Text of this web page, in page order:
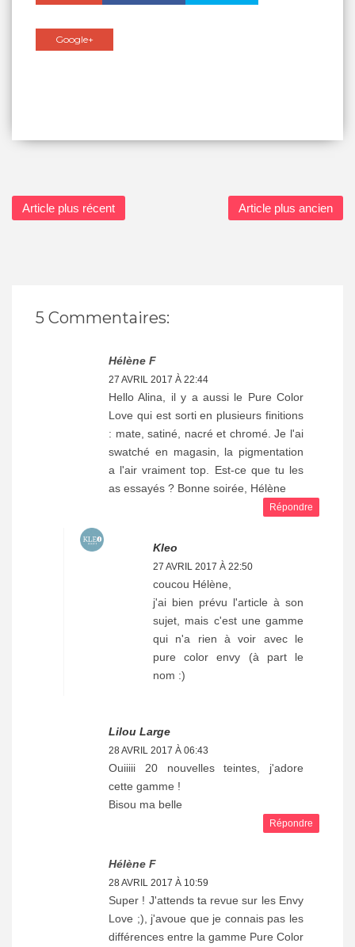
Google+
Article plus récent Article plus ancien
5 Commentaires:
Hélène F
27 AVRIL 2017 À 22:44
Hello Alina, il y a aussi le Pure Color
Love qui est sorti en plusieurs finitions
: mate, satiné, nacré et chromé. Je l'ai
swatché en magasin, la pigmentation
a l'air vraiment top. Est-ce que tu les
as essayés ? Bonne soirée, Hélène
Répondre
Kleo
27 AVRIL 2017 À 22:50
coucou Hélène,
j'ai bien prévu l'article à son
sujet, mais c'est une gamme
qui n'a rien à voir avec le
pure color envy (à part le
nom :)
Lilou Large
28 AVRIL 2017 À 06:43
Ouiiiii 20 nouvelles teintes, j'adore
cette gamme !
Bisou ma belle
Répondre
Hélène F
28 AVRIL 2017 À 10:59
Super ! J'attends ta revue sur les Envy
Love ;), j'avoue que je connais pas les
différences entre la gamme Pure Color